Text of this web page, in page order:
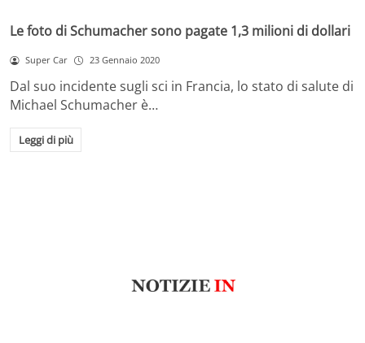
Le foto di Schumacher sono pagate 1,3 milioni di dollari
Super Car 23 Gennaio 2020
Dal suo incidente sugli sci in Francia, lo stato di salute di
Michael Schumacher è…
Leggi di più